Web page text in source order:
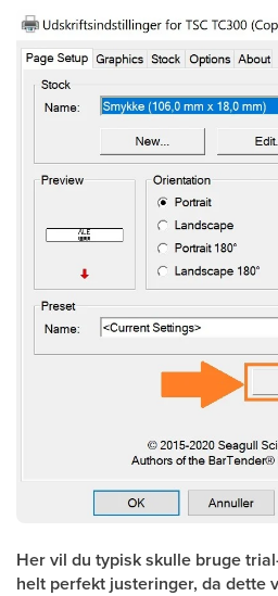
Her vil du typisk skulle bruge
helt perfekt justeringer, da dette